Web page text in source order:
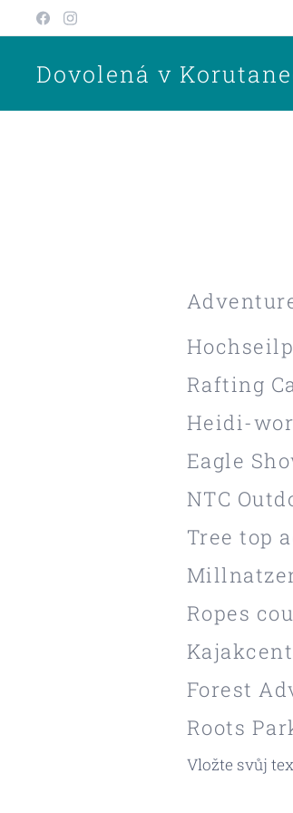
Dovolená v
Rafting
Heidi-
Eagle
NTC
Tree top
Ropes
Forest
Roots
Vložte svůj